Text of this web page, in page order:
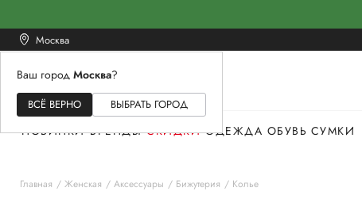
Москва
Ваш город Москва?
ВСЁ ВЕРНО ВЫБРАТЬ ГОРОД
ЖЕНСКОЕМУЖСКОЕ
НОВИНКИ БРЕНДЫ СКИДКИ ОДЕЖДА ОБУВЬ СУМКИ
Главная Женская Аксессуары Бижутерия Колье